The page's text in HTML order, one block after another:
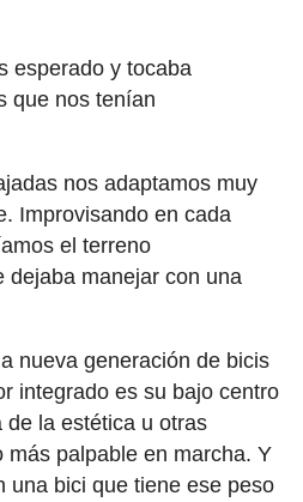
esperado y tocaba
que nos tenían
nos adaptamos muy
Improvisando en cada
el terreno
dejaba manejar con una
nueva generación de bicis
integrado es su bajo centro
la estética u otras
más palpable en marcha. Y
una bici que tiene ese peso